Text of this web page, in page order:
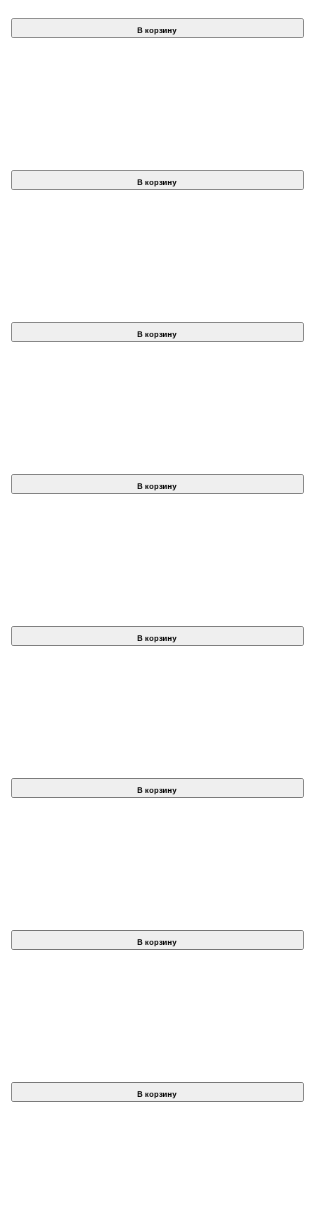
В корзину
В корзину
В корзину
В корзину
В корзину
В корзину
В корзину
В корзину